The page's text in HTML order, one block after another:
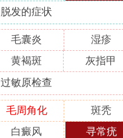
脱发的症状
毛囊炎
湿疹
黄褐斑 灰指甲
过敏原检查
毛周角化
斑秃
白癜风 寻常疣